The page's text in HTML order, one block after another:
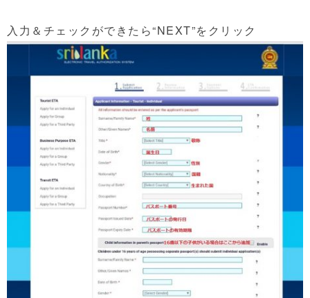
入力＆チェックができたら“NEXT”をクリック